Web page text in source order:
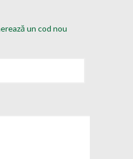
un cod nou